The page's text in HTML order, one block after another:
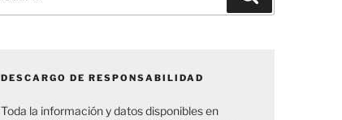
DESCARGO DE RESPONSABILIDAD
Toda la información y datos disponibles en